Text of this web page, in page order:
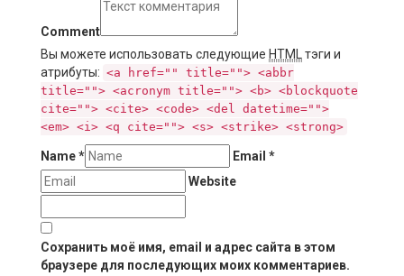
Comment
Вы можете использовать следующие HTML
тэги и
атрибуты: <a href="" title=""> <abbr
title=""> <acronym title=""> <b> <blockquote
cite=""> <cite> <code> <del datetime="">
<em> <i> <q cite=""> <s> <strike> <strong>
Name* Email *
Website
Сохранить моё имя, email и адрес сайта в этом
браузере для последующих моих комментариев.